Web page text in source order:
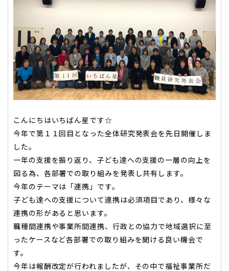
こんにちはいちばん星です☆
今年で第１１回目となった全体研究発表会を先日開催しま
した。
一年の支援を振り返り、子ども達への支援の一層の向上を
図る為、各部署での取り組みを発表し共有します。
今年のテーマは「連携」です。
子ども達への支援について連携は必須項目であり、様々な
連携の形があると思います。
職種間連携や事業所間連携、行政との協力で地域選択に至
ったケースなど各部署での取り組みを聞ける良い機会で
す。
今年は報酬改定が行われましたが、その中で福祉事業所だ